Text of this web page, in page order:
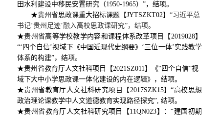
田水利建设中移民安置研究（1950-1965）”，结项。
★贵州省思政课重大招标课题【JYTSZKT02】 “习近平总
书记‘贵州足迹’融入高校思政课研究”， 结项。
★贵州省高等学校教学内容和课程体系改革项目【2019028】
“‘四个自信’视域下《中国近现代史纲要》‘三位一体’实践教学
体系的构建”，结项。
★贵州省教育厅人文社科项目【2021SZ011】《“四个自信”视
域下大中小学思政课一体化建设的内在逻辑》，结项。
★贵州省教育厅人文社科研究项目【2017SZK15】“高校思想
政治理论课教学中人文道德教育实现路径探究”, 结项。
★贵州省教育厅人文社科研究项目【11QN023】：“建国初期